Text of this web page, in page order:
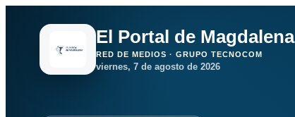
El Portal de Magdalena
RED DE MEDIOS · GRUPO TECNOCOM
viernes, 7 de agosto de 2026